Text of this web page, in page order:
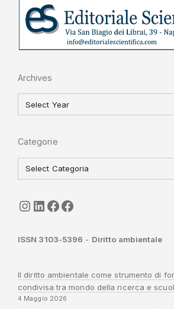
Archives
Categorie
seguici
LinkedIn
ISGI-CNRSapienza
ISSN 3103-5396 - Diritto ambientale
Il diritto ambientale come strumento di
condivisa tra mondo della ricerca e
4 Maggio 2026